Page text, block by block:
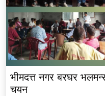
भीमदत्त नगर बरघर
चयन